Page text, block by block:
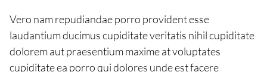
Vero nam repudiandae porro provident esse
laudantium ducimus cupiditate veritatis nihil cupiditate
dolorem aut praesentium maxime at voluptates
cupiditate ea porro qui dolores unde est facere